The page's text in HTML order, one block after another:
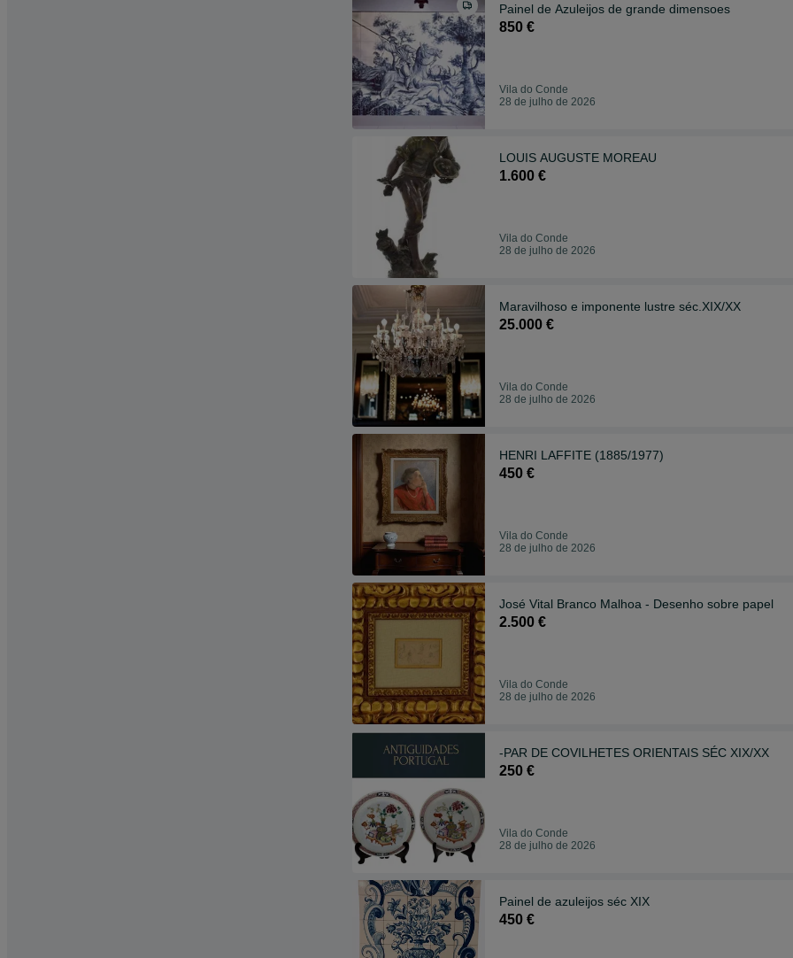
Painel de Azuleijos de grande dimensoes
850 €
Vila do Conde
28 de julho de 2026
LOUIS AUGUSTE MOREAU
1.600 €
Vila do Conde
28 de julho de 2026
Maravilhoso e imponente lustre séc.XIX/XX
25.000 €
Vila do Conde
28 de julho de 2026
HENRI LAFFITE (1885/1977)
450 €
Vila do Conde
28 de julho de 2026
José Vital Branco Malhoa - Desenho sobre papel
2.500 €
Vila do Conde
28 de julho de 2026
-PAR DE COVILHETES ORIENTAIS SÉC XIX/XX
250 €
Vila do Conde
28 de julho de 2026
Painel de azuleijos séc XIX
450 €